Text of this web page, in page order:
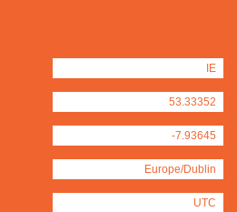
IE
53.33352
-7.93645
Europe/Dublin
UTC